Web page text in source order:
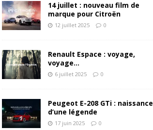
14 juillet : nouveau film de
marque pour Citroën
12 juillet 2025 0
Renault Espace : voyage,
voyage…
6 juillet 2025 0
Peugeot E-208 GTi : naissance
d’une légende
17 juin 2025 0